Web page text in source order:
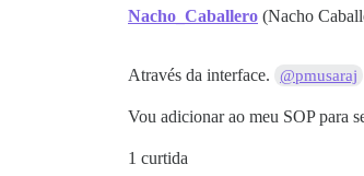
Nacho_Caballero (Nacho
Através da interface. @pmusaraj
Vou adicionar ao meu SOP para
1 curtida